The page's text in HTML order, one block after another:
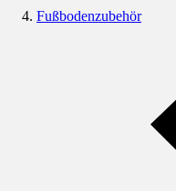
Fußbodenzubehör